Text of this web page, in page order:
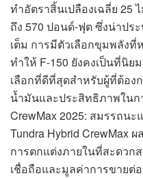
ทำอัตราสิ้นเปลืองเฉลี่ย 25
ถึง 570 ปอนด์-ฟุต ซึ่งน่าปร
เต็ม การมีตัวเลือกขุมพลัง
ทำให้ F-150 ยังคงเป็นที่นิย
เลือกที่ดีที่สุดสำหรับผู้ที่ต้อง
น้ำมันและประสิทธิภาพในก
CrewMax 2025: สมรรถน
Tundra Hybrid CrewMax
การตกแต่งภายในที่สะดวก
เชื่อถือและมูลค่าการขายต่